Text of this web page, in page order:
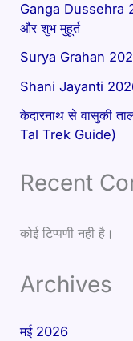
Ganga Dussehra
और शुभ मुहूर्त
Surya Grahan
Shani Jayanti
केदारनाथ से वासुकी
Tal Trek Guide)
Recent
कोई टिप्पणी नही है।
Archives
मई 2026